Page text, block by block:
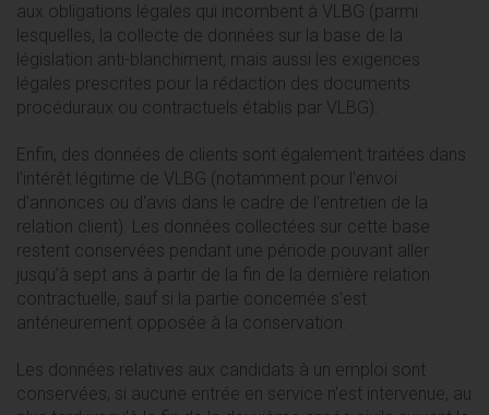
aux obligations légales qui incombent à VLBG (parmi
lesquelles, la collecte de données sur la base de la
législation anti-blanchiment, mais aussi les exigences
légales prescrites pour la rédaction des documents
procéduraux ou contractuels établis par VLBG).
Enfin, des données de clients sont également traitées dans
l'intérêt légitime de VLBG (notamment pour l'envoi
d'annonces ou d'avis dans le cadre de l'entretien de la
relation client). Les données collectées sur cette base
restent conservées pendant une période pouvant aller
jusqu'à sept ans à partir de la fin de la dernière relation
contractuelle, sauf si la partie concernée s'est
antérieurement opposée à la conservation.
Les données relatives aux candidats à un emploi sont
conservées, si aucune entrée en service n'est intervenue, au